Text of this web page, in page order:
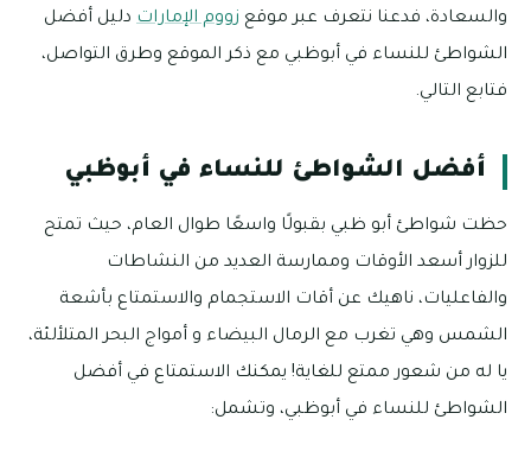
والسعادة، فدعنا نتعرف عبر موقع زووم الإمارات دليل أفضل
الشواطئ للنساء في أبوظبي مع ذكر الموقع وطرق التواصل،
فتابع التالي.
أفضل الشواطئ للنساء في أبوظبي
حظت شواطئ أبو ظبي بقبولًا واسعًا طوال العام، حيث تمتح
للزوار أسعد الأوقات وممارسة العديد من النشاطات
والفاعليات، ناهيك عن أقات الاستجمام والاستمتاع بأشعة
الشمس وهي تغرب مع الرمال البيضاء و أمواج البحر المتلألئة،
يا له من شعور ممتع للغاية! يمكنك الاستمتاع في أفضل
الشواطئ للنساء في أبوظبي، وتشمل: